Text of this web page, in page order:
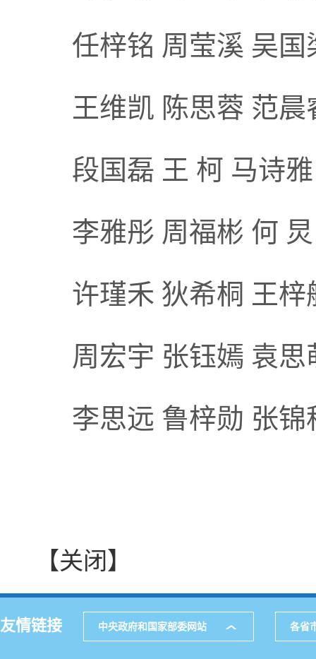
任梓铭 周莹溪 吴
王维凯 陈思蓉 范
段国磊 王 柯 马诗
李雅彤 周福彬 何
许瑾禾 狄希桐 王
周宏宇 张钰嫣 袁
李思远 鲁梓勋 张锦
【关闭】
友情链接 中央政府和国家部委网站 各省